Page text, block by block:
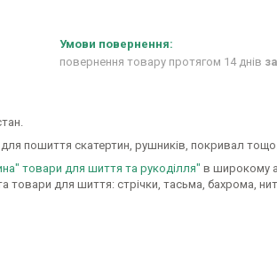
повернення товару протягом 14 днів
пошиття скатертин, рушників, покривал
товари для шиття та рукоділля" в широкому
товари для шиття: стрічки, тасьма, бахрома,